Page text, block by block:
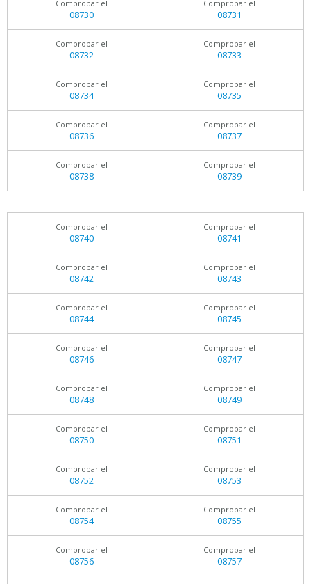
Comprobar el
08730
Comprobar el
08731
Comprobar el
08732
Comprobar el
08733
Comprobar el
08734
Comprobar el
08735
Comprobar el
08736
Comprobar el
08737
Comprobar el
08738
Comprobar el
08739
Comprobar el
08740
Comprobar el
08741
Comprobar el
08742
Comprobar el
08743
Comprobar el
08744
Comprobar el
08745
Comprobar el
08746
Comprobar el
08747
Comprobar el
08748
Comprobar el
08749
Comprobar el
08750
Comprobar el
08751
Comprobar el
08752
Comprobar el
08753
Comprobar el
08754
Comprobar el
08755
Comprobar el
08756
Comprobar el
08757